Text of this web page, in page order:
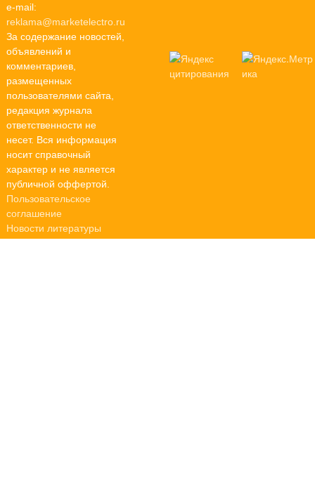
e-mail:
reklama@marketelectro.ru
За содержание новостей,
объявлений и
комментариев,
размещенных
пользователями сайта,
редакция журнала
ответственности не
несет. Вся информация
носит справочный
характер и не является
публичной оффертой.
Пользовательское
соглашение
Новости литературы